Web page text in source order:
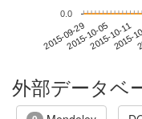
2015-09-292015-10-052015-10-11
2015-
0.0
外部データベ